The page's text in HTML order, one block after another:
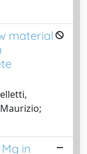
material
in